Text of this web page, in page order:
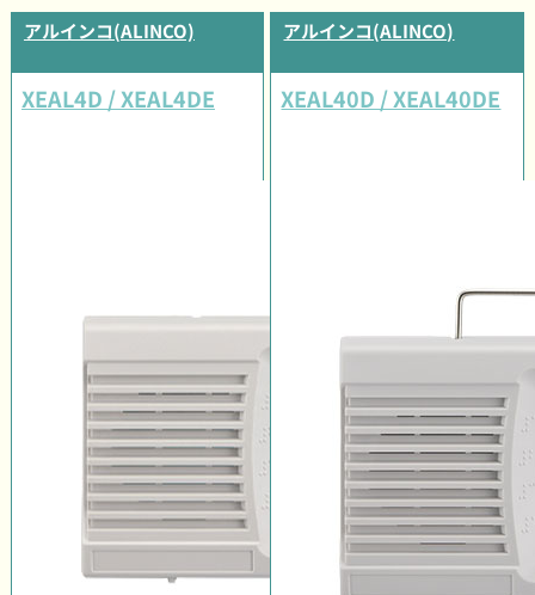
アルインコ(ALINCO)
XEAL4D / XEAL4DE
アルインコ(ALINCO)
XEAL40D / XEAL40DE